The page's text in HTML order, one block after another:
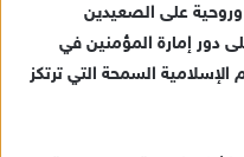
على الصعيدين
دور إمارة المؤمنين في
السمحة التي ترتكز